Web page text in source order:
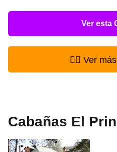
Ver esta
👉🏻 Ver
Cabañas El